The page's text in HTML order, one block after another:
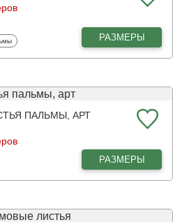
РАЗМЕРЫ
ПАЛЬМЫ, АРТ
РАЗМЕРЫ